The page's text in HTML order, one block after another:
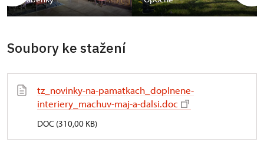
Soubory ke stažení
tz_novinky-na-pamatkach_doplnene-
interiery_machuv-maj-a-dalsi.doc
DOC (310,00 KB)